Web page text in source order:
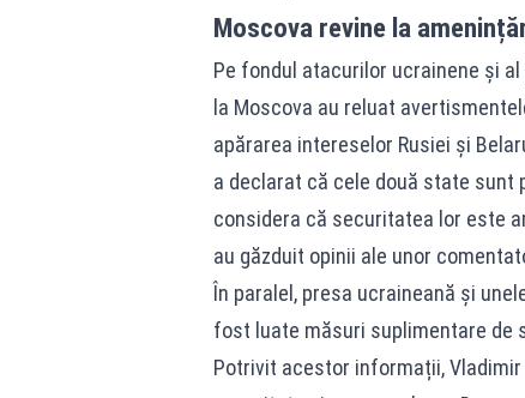
Moscova revine la
Pe fondul atacurilor ucrainene și
la Moscova au reluat
apărarea intereselor Rusiei și
a declarat că cele două state
considera că securitatea lor este
au găzduit opinii ale unor
În paralel, presa ucraineană și
fost luate măsuri suplimentare de
Potrivit acestor informații,